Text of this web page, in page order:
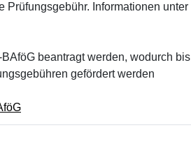
Prüfungsgebühr. Informationen unter
beantragt werden, wodurch bis
gefördert werden